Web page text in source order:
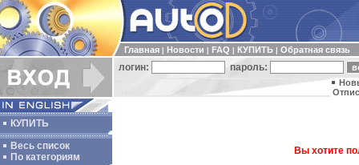
Главная Новости FAQ КУПИТЬ Обратная связь
логин: пароль:
КУПИТЬ
Весь список
По категориям
Вы хотите